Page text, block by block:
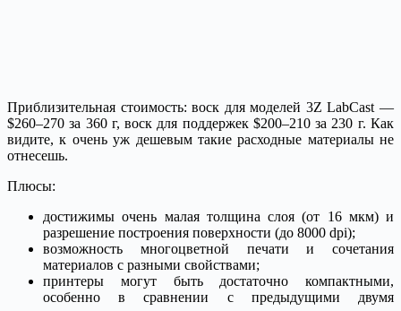
Приблизительная стоимость: воск для моделей 3Z LabCast —
$260–270 за 360 г, воск для поддержек $200–210 за 230 г. Как
видите, к очень уж дешевым такие расходные материалы не
отнесешь.
Плюсы:
достижимы очень малая толщина слоя (от 16 мкм) и
разрешение построения поверхности (до 8000 dpi);
возможность многоцветной печати и сочетания
материалов с разными свойствами;
принтеры могут быть достаточно компактными,
особенно в сравнении с предыдущими двумя